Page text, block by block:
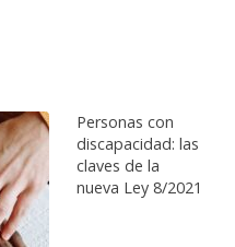
Personas con
discapacidad: las
claves de la
nueva Ley 8/2021